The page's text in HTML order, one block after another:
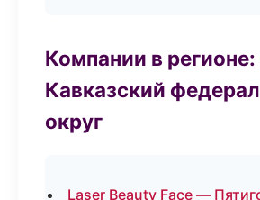
Компании в
Кавказский
округ
Laser Beauty Face —